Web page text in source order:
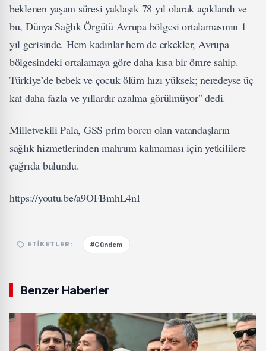
beklenen yaşam süresi yaklaşık 78 yıl olarak açıklandı ve
bu, Dünya Sağlık Örgütü Avrupa bölgesi ortalamasının 1
yıl gerisinde. Hem kadınlar hem de erkekler, Avrupa
bölgesindeki ortalamaya göre daha kısa bir ömre sahip.
Türkiye’de bebek ve çocuk ölüm hızı yüksek; neredeyse üç
kat daha fazla ve yıllardır azalma görülmüyor" dedi.
Milletvekili Pala, GSS prim borcu olan vatandaşların
sağlık hizmetlerinden mahrum kalmaması için yetkililere
çağrıda bulundu.
https://youtu.be/a9OFBmhL4nI
ETIKETLER: #Gündem
Benzer Haberler